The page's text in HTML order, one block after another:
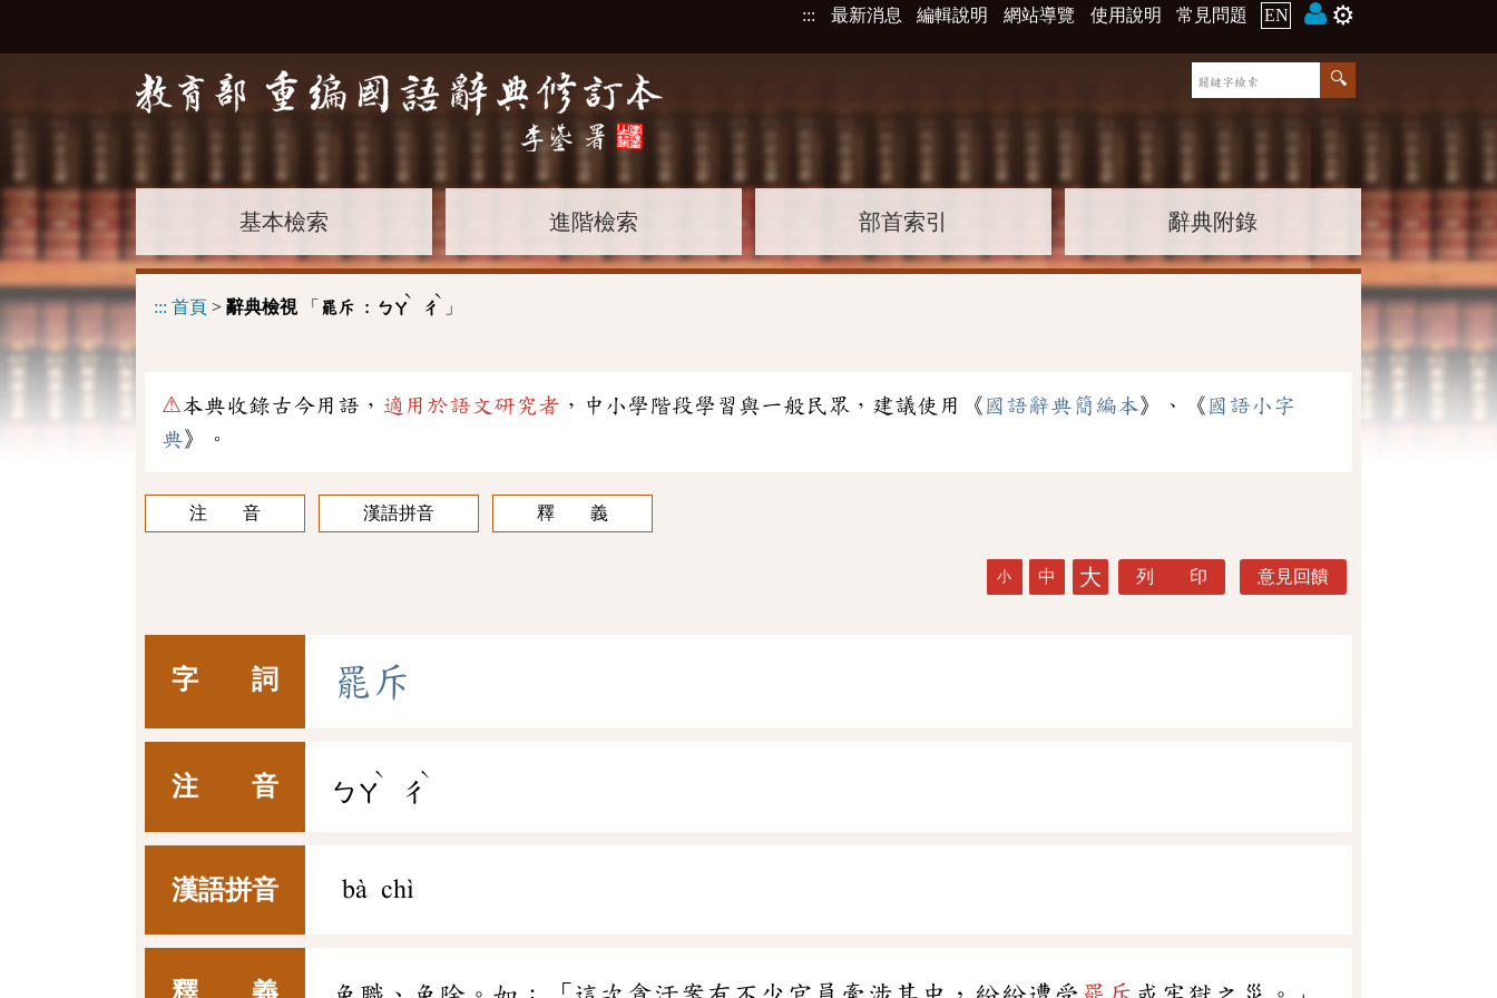
::: 最新消息 編輯說明 網站導覽 使用說明 常見問題 EN ⚙️
基本檢索 進階檢索 部首索引 辭典附錄
::: 首頁 > 辭典檢視「 罷斥 : ㄅㄚ
ˋ
ㄔ
ˋ
」
⚠本典收錄古今用語， 適用於語文研究者 ，中小學階段學習與一般民眾，建議使用《 國語辭典簡編本》、《 國語小字
典》。
注 音 漢語拼音 釋 義
小 中 大 列 印 意見回饋
字 詞 罷 斥
注 音 ㄅㄚ
ˋ
ㄔ
ˋ
漢語拼音 bà chì